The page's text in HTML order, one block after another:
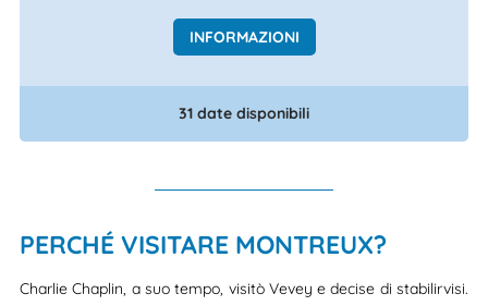
INFORMAZIONI
31 date disponibili
PERCHÉ VISITARE MONTREUX?
Charlie Chaplin, a suo tempo, visitò Vevey e decise di stabilirvisi.